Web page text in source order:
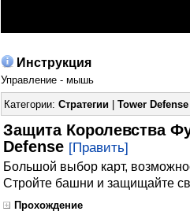
Инструкция
Управление - мышь
Категории: Стратегии Tower Defense
Защита Королевства
Defense [Править]
Большой выбор карт,
Стройте башни и защищайте
Прохождение